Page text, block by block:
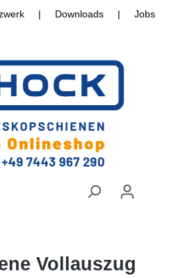
| Downloads | Jobs
Vollauszug